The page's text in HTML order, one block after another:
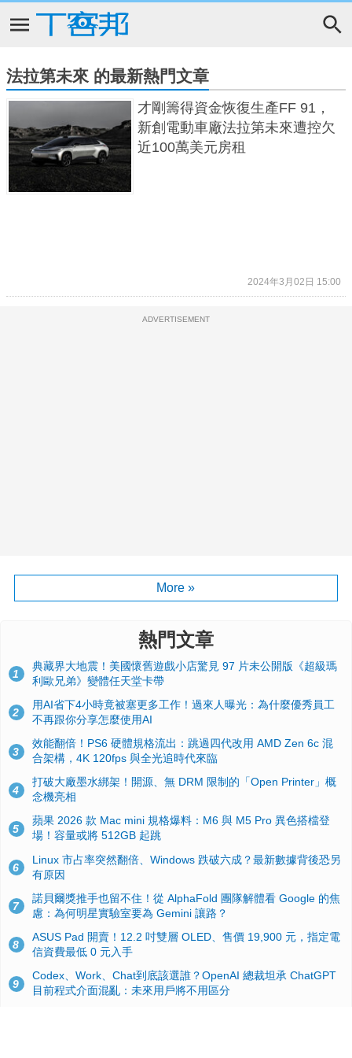
法拉第未來 的最新熱門文章
才剛籌得資金恢復生產FF 91，
新創電動車廠法拉第未來遭控欠
近100萬美元房租
2024年3月02日 15:00
ADVERTISEMENT
More »
熱門文章
1
典藏界大地震！美國懷舊遊戲小店驚見 97 片未公開版《超級瑪
利歐兄弟》變體任天堂卡帶
2
用AI省下4小時竟被塞更多工作！過來人曝光：為什麼優秀員工
不再跟你分享怎麼使用AI
3
效能翻倍！PS6 硬體規格流出：跳過四代改用 AMD Zen 6c 混
合架構，4K 120fps 與全光追時代來臨
4
打破大廠墨水綁架！開源、無 DRM 限制的「Open Printer」概
念機亮相
5
蘋果 2026 款 Mac mini 規格爆料：M6 與 M5 Pro 異色搭檔登
場！容量或將 512GB 起跳
6
Linux 市占率突然翻倍、Windows 跌破六成？最新數據背後恐另
有原因
7
諾貝爾獎推手也留不住！從 AlphaFold 團隊解體看 Google 的焦
慮：為何明星實驗室要為 Gemini 讓路？
8
ASUS Pad 開賣！12.2 吋雙層 OLED、售價 19,900 元，指定電
信資費最低 0 元入手
9
Codex、Work、Chat到底該選誰？OpenAI 總裁坦承 ChatGPT
目前程式介面混亂：未來用戶將不用區分